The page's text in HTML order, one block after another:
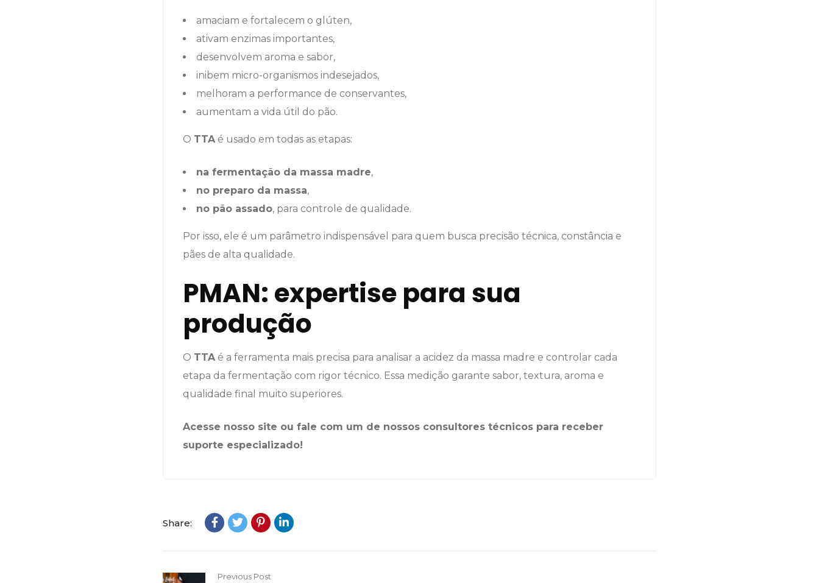
amaciam e fortalecem o glúten,
ativam enzimas importantes,
desenvolvem aroma e sabor,
inibem micro-organismos indesejados,
melhoram a performance de conservantes,
aumentam a vida útil do pão.
O TTAé usado em todas as etapas:
na fermentação da massa madre,
no preparo da massa,
no pão assado, para controle de qualidade.
Por isso, ele é um parâmetro indispensável para quem busca precisão técnica, constância e
pães de alta qualidade.
PMAN: expertise para sua
produção
O TTAé a ferramenta mais precisa para analisar a acidez da massa madre e controlar cada
etapa da fermentação com rigor técnico. Essa medição garante sabor, textura, aroma e
qualidade final muito superiores.
Acesse nosso site ou fale com um de nossos consultores técnicos para receber
suporte especializado!
Share:
Previous Post